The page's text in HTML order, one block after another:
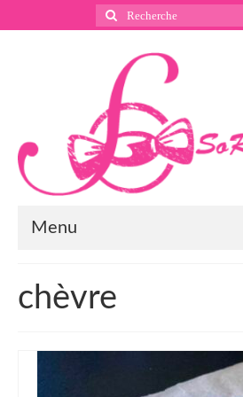
Rechercher
:
Menu
Instagram
Pinterest
chèvre